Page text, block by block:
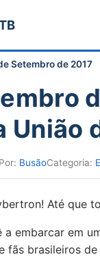
Setembro de 2017
União
Por: BusãoCategoria:
Até que
embarcar em
fãs brasileiros